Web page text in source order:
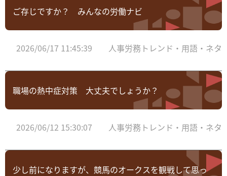
ご存じですか？ みんなの労働ナビ
2026/06/17 11:45:39 人事労務トレンド・用語・ネタ
職場の熱中症対策 大丈夫でしょうか？
2026/06/12 15:30:07 人事労務トレンド・用語・ネタ
少し前になりますが、競馬のオークスを観戦して思っ